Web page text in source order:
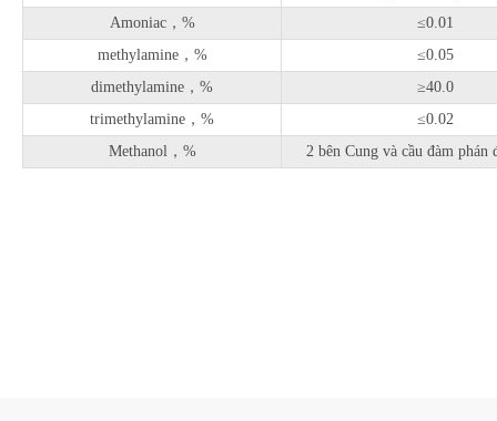
Amoniac，%
≤0.01
methylamine，%
≤0.05
dimethylamine，%
≥40.0
trimethylamine，%
≤0.02
Methanol，%
2 bên Cung và cầu đàm phán